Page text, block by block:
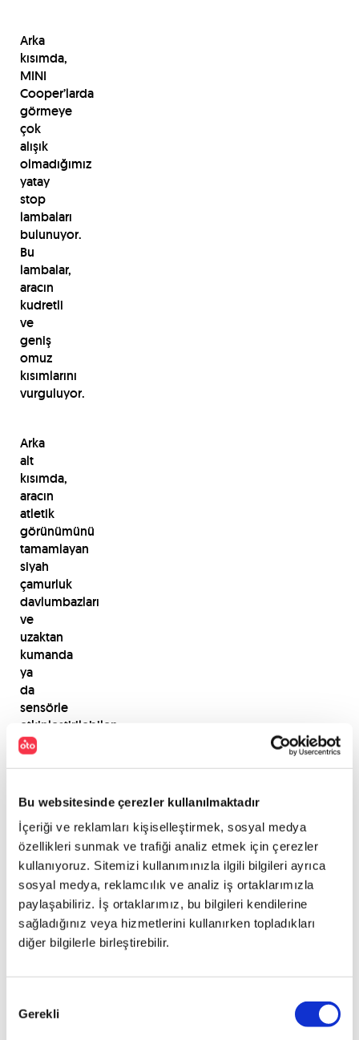
Bu websitesinde çerezler kullanılmaktadır
İçeriği ve reklamları kişiselleştirmek, sosyal medya
özellikleri sunmak ve trafiği analiz etmek için çerezler
kullanıyoruz. Sitemizi kullanımınızla ilgili bilgileri ayrıca
sosyal medya, reklamcılık ve analiz iş ortaklarımızla
paylaşabiliriz. İş ortaklarımız, bu bilgileri kendilerine
sağladığınız veya hizmetlerini kullanırken topladıkları
diğer bilgilerle birleştirebilir.
Seçimi
Gerekli
Arka
kısımda,
MINI
Cooper’larda
görmeye
çok
alışık
olmadığımız
yatay
stop
lambaları
bulunuyor.
Bu
lambalar,
aracın
kudretli
ve
geniş
omuz
kısımlarını
vurguluyor.
Arka
alt
kısımda,
aracın
atletik
görünümünü
tamamlayan
siyah
çamurluk
davlumbazları
ve
uzaktan
kumanda
ya
da
sensörle
etkinleştirilebilen
bölmeli
Clubman’ın
kimliğini
vurguluyor.
Bu,
aynı
zamanda
yeni
Clubman’deki
retrospektif
gün